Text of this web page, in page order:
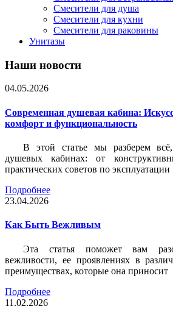
Смесители для душа
Смесители для кухни
Смесители для раковины
Унитазы
Наши новости
04.05.2026
Современная душевая кабина:
комфорт и функциональность
В этой статье мы разберем
душевых кабинах: от
практических советов по эксплуатации
Подробнее
23.04.2026
Как Быть Вежливым
Эта статья поможет вам
вежливости, ее проявлениях в
преимуществах, которые она приносит
Подробнее
11.02.2026